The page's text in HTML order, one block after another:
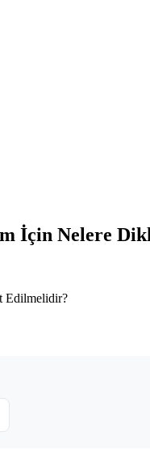
İçin Nelere
Edilmelidir?